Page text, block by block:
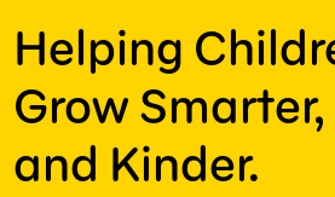
Helping
Grow
and Kinder.